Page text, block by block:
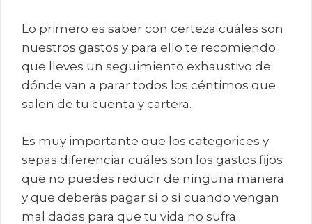
Lo primero es saber con certeza cuáles son
nuestros gastos y para ello te recomiendo
que lleves un seguimiento exhaustivo de
dónde van a parar todos los céntimos que
salen de tu cuenta y cartera.
Es muy importante que los categorices y
sepas diferenciar cuáles son los gastos fijos
que no puedes reducir de ninguna manera
y que deberás pagar sí o sí cuando vengan
mal dadas para que tu vida no sufra